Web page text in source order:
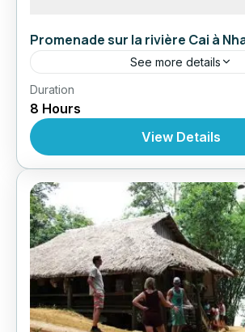
Promenade sur la rivière Cai à
See more details
Circuit au Vietnam
Nhatrang
Partir De Nhatrang
Duration
8 Hours
View Details